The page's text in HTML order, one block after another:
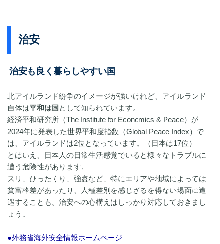
治安
治安も良く暮らしやすい国
北アイルランド紛争のイメージが強いけれど、アイルランド
自体は平和は国 として知られています。
経済平和研究所（The Institute for Economics & Peace）が
2024年に発表した世界平和度指数（Global Peace Index）で
は、アイルランドは2位となっています。（日本は17位）
とはいえ、日本人の日常生活感覚でいると様々なトラブルに
遭う危険性があります。
スリ、ひったくり、強盗など、特にエリアや地域によっては
貧富格差があったり、人種差別を感じざるを得ない場面に遭
遇することも。治安への心構えはしっかり対応しておきまし
ょう。
●外務省海外安全情報ホームページ